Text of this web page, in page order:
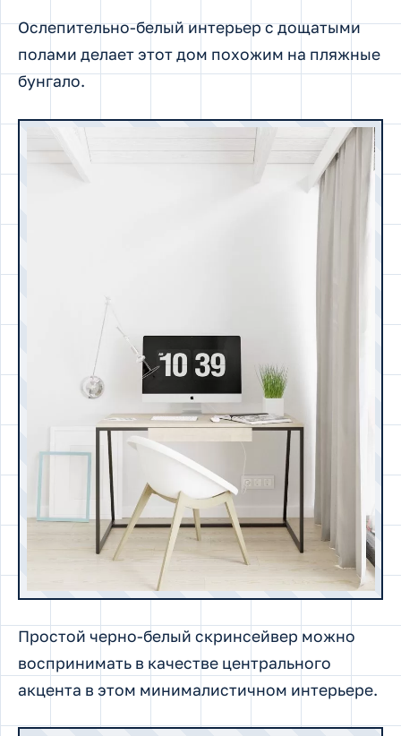
Ослепительно-белый интерьер с дощатыми
полами делает этот дом похожим на пляжные
бунгало.
Простой черно-белый скринсейвер можно
воспринимать в качестве центрального
акцента в этом минималистичном интерьере.